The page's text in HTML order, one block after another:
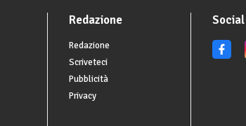
Redazione
Redazione
Scriveteci
Pubblicità
Privacy
Social